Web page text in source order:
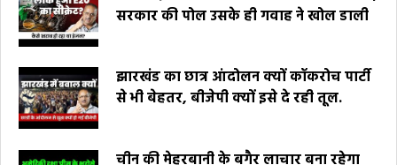
सरकार की पोल उसके ही गवाह ने खोल डाली
झारखंड का छात्र आंदोलन क्यों कॉकरोच पार्टी
से भी बेहतर, बीजेपी क्यों इसे दे रही तूल.
चीन की मेहरबानी के बगैर लाचार बना रहेगा